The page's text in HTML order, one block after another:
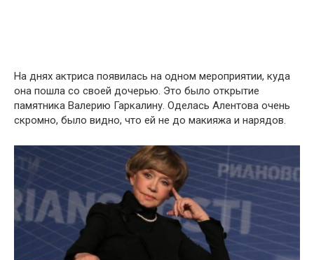
На днях актриса появилась на одном мероприятии, куда
она пошла со своей дочерью. Это было открытие
памятника Валерию Гаркалину. Оделась Алентова очень
скромно, было видно, что ей не до макияжа и нарядов.